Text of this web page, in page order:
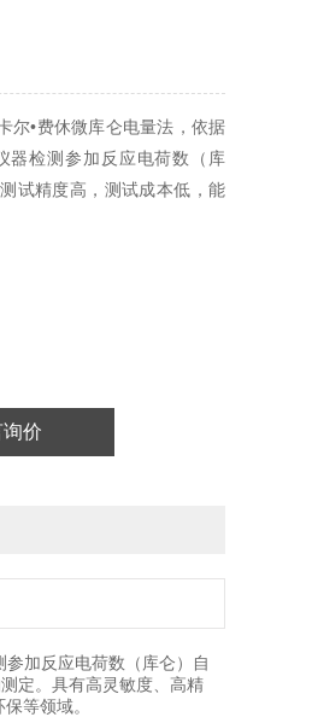
•费休微库仑电量法，依据
器检测参加反应电荷数（库
试精度高，测试成本低，能
于便携测量。广泛适用于石
。
价
加反应电荷数（库仑）自
定。具有高灵敏度、高精
等领域。